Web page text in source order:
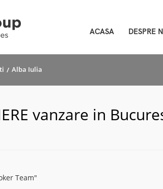
ACASA DESPRE
Alba Iulia
vanzare in
Team"